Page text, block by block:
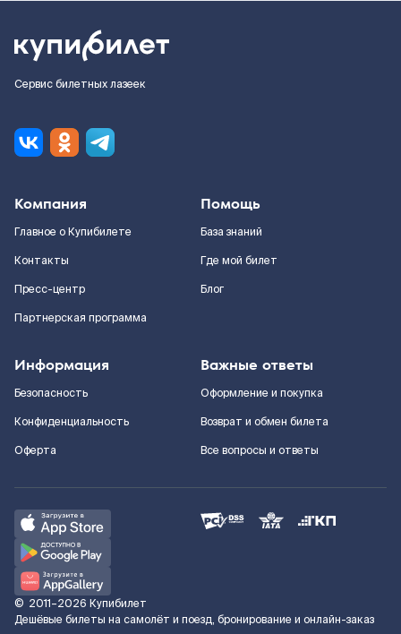
Сервис билетных лазеек
Компания
Главное о Купибилете
Контакты
Пресс-центр
Партнерская программа
Помощь
База знаний
Где мой билет
Блог
Информация
Безопасность
Конфиденциальность
Оферта
Важные ответы
Оформление и покупка
Возврат и обмен билета
Все вопросы и ответы
© 2011–2026 Купибилет
Дешёвые билеты на самолёт и поезд, бронирование и онлайн-заказ